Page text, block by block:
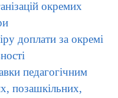
окремих
доплати за окремі
педагогічним
позашкільних,